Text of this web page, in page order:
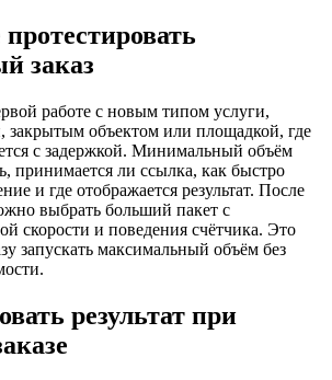
заказ
работе с новым типом услуги,
закрытым объектом или площадкой, где
с задержкой. Минимальный объём
принимается ли ссылка, как быстро
и где отображается результат. После
выбрать больший пакет с
скорости и поведения счётчика. Это
запускать максимальный объём без
результат при